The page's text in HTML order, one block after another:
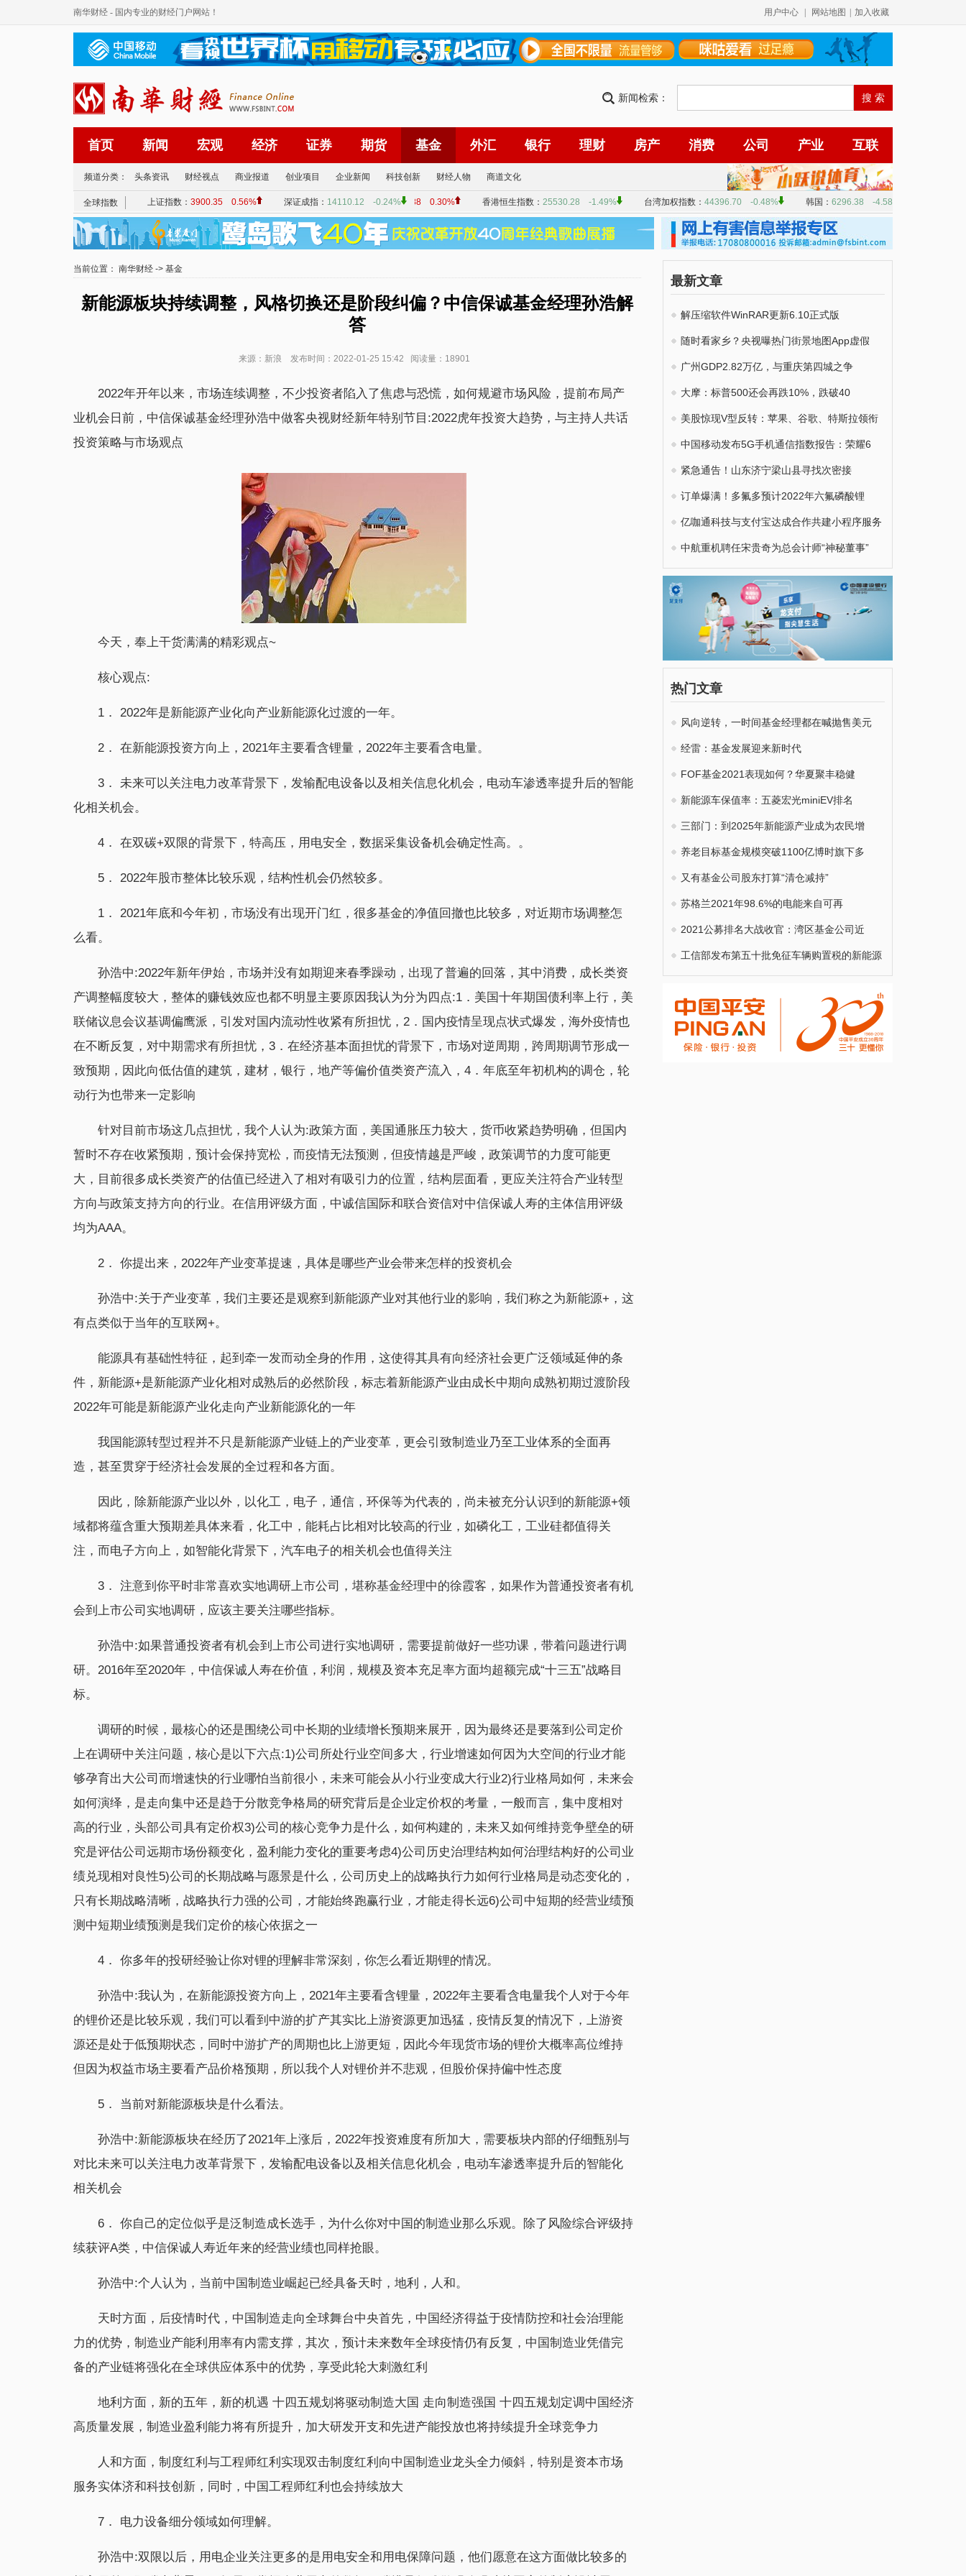
南华财经 - 国内专业的财经门户网站！ 用户中心 网站地图 加入收藏
新闻检索：
首页 新闻 宏观 经济 证券 期货 基金 外汇 银行 理财 房产 消费 公司 产业 互联
频道分类： 头条资讯 财经视点 商业报道 创业项目 企业新闻 科技创新 财经人物 商道文化
当前位置： 南华财经 -> 基金
新能源板块持续调整，风格切换还是阶段纠偏？中信保诚基金经理孙浩解
答
来源：新浪 发布时间：2022-01-25 15:42 阅读量：18901
2022年开年以来，市场连续调整，不少投资者陷入了焦虑与恐慌，如何规避市场风险，提前布局产
业机会日前，中信保诚基金经理孙浩中做客央视财经新年特别节目:2022虎年投资大趋势，与主持人共话
投资策略与市场观点
今天，奉上干货满满的精彩观点~
核心观点:
1． 2022年是新能源产业化向产业新能源化过渡的一年。
2． 在新能源投资方向上，2021年主要看含锂量，2022年主要看含电量。
3． 未来可以关注电力改革背景下，发输配电设备以及相关信息化机会，电动车渗透率提升后的智能
化相关机会。
4． 在双碳+双限的背景下，特高压，用电安全，数据采集设备机会确定性高。。
5． 2022年股市整体比较乐观，结构性机会仍然较多。
1． 2021年底和今年初，市场没有出现开门红，很多基金的净值回撤也比较多，对近期市场调整怎
么看。
孙浩中:2022年新年伊始，市场并没有如期迎来春季躁动，出现了普遍的回落，其中消费，成长类资
产调整幅度较大，整体的赚钱效应也都不明显主要原因我认为分为四点:1．美国十年期国债利率上行，美
联储议息会议基调偏鹰派，引发对国内流动性收紧有所担忧，2．国内疫情呈现点状式爆发，海外疫情也
在不断反复，对中期需求有所担忧，3．在经济基本面担忧的背景下，市场对逆周期，跨周期调节形成一
致预期，因此向低估值的建筑，建材，银行，地产等偏价值类资产流入，4．年底至年初机构的调仓，轮
动行为也带来一定影响
针对目前市场这几点担忧，我个人认为:政策方面，美国通胀压力较大，货币收紧趋势明确，但国内
暂时不存在收紧预期，预计会保持宽松，而疫情无法预测，但疫情越是严峻，政策调节的力度可能更
大，目前很多成长类资产的估值已经进入了相对有吸引力的位置，结构层面看，更应关注符合产业转型
方向与政策支持方向的行业。在信用评级方面，中诚信国际和联合资信对中信保诚人寿的主体信用评级
均为AAA。
2． 你提出来，2022年产业变革提速，具体是哪些产业会带来怎样的投资机会
孙浩中:关于产业变革，我们主要还是观察到新能源产业对其他行业的影响，我们称之为新能源+，这
有点类似于当年的互联网+。
能源具有基础性特征，起到牵一发而动全身的作用，这使得其具有向经济社会更广泛领域延伸的条
件，新能源+是新能源产业化相对成熟后的必然阶段，标志着新能源产业由成长中期向成熟初期过渡阶段
2022年可能是新能源产业化走向产业新能源化的一年
我国能源转型过程并不只是新能源产业链上的产业变革，更会引致制造业乃至工业体系的全面再
造，甚至贯穿于经济社会发展的全过程和各方面。
因此，除新能源产业以外，以化工，电子，通信，环保等为代表的，尚未被充分认识到的新能源+领
域都将蕴含重大预期差具体来看，化工中，能耗占比相对比较高的行业，如磷化工，工业硅都值得关
注，而电子方向上，如智能化背景下，汽车电子的相关机会也值得关注
3． 注意到你平时非常喜欢实地调研上市公司，堪称基金经理中的徐霞客，如果作为普通投资者有机
会到上市公司实地调研，应该主要关注哪些指标。
孙浩中:如果普通投资者有机会到上市公司进行实地调研，需要提前做好一些功课，带着问题进行调
研。2016年至2020年，中信保诚人寿在价值，利润，规模及资本充足率方面均超额完成“十三五”战略目
标。
调研的时候，最核心的还是围绕公司中长期的业绩增长预期来展开，因为最终还是要落到公司定价
上在调研中关注问题，核心是以下六点:1)公司所处行业空间多大，行业增速如何因为大空间的行业才能
够孕育出大公司而增速快的行业哪怕当前很小，未来可能会从小行业变成大行业2)行业格局如何，未来会
如何演绎，是走向集中还是趋于分散竞争格局的研究背后是企业定价权的考量，一般而言，集中度相对
高的行业，头部公司具有定价权3)公司的核心竞争力是什么，如何构建的，未来又如何维持竞争壁垒的研
究是评估公司远期市场份额变化，盈利能力变化的重要考虑4)公司历史治理结构如何治理结构好的公司业
绩兑现相对良性5)公司的长期战略与愿景是什么，公司历史上的战略执行力如何行业格局是动态变化的，
只有长期战略清晰，战略执行力强的公司，才能始终跑赢行业，才能走得长远6)公司中短期的经营业绩预
测中短期业绩预测是我们定价的核心依据之一
4． 你多年的投研经验让你对锂的理解非常深刻，你怎么看近期锂的情况。
孙浩中:我认为，在新能源投资方向上，2021年主要看含锂量，2022年主要看含电量我个人对于今年
的锂价还是比较乐观，我们可以看到中游的扩产其实比上游资源更加迅猛，疫情反复的情况下，上游资
源还是处于低预期状态，同时中游扩产的周期也比上游更短，因此今年现货市场的锂价大概率高位维持
但因为权益市场主要看产品价格预期，所以我个人对锂价并不悲观，但股价保持偏中性态度
5． 当前对新能源板块是什么看法。
孙浩中:新能源板块在经历了2021年上涨后，2022年投资难度有所加大，需要板块内部的仔细甄别与
对比未来可以关注电力改革背景下，发输配电设备以及相关信息化机会，电动车渗透率提升后的智能化
相关机会
6． 你自己的定位似乎是泛制造成长选手，为什么你对中国的制造业那么乐观。除了风险综合评级持
续获评A类，中信保诚人寿近年来的经营业绩也同样抢眼。
孙浩中:个人认为，当前中国制造业崛起已经具备天时，地利，人和。
天时方面，后疫情时代，中国制造走向全球舞台中央首先，中国经济得益于疫情防控和社会治理能
力的优势，制造业产能利用率有内需支撑，其次，预计未来数年全球疫情仍有反复，中国制造业凭借完
备的产业链将强化在全球供应体系中的优势，享受此轮大刺激红利
地利方面，新的五年，新的机遇 十四五规划将驱动制造大国 走向制造强国 十四五规划定调中国经济
高质量发展，制造业盈利能力将有所提升，加大研发开支和先进产能投放也将持续提升全球竞争力
人和方面，制度红利与工程师红利实现双击制度红利向中国制造业龙头全力倾斜，特别是资本市场
服务实体济和科技创新，同时，中国工程师红利也会持续放大
7． 电力设备细分领域如何理解。
孙浩中:双限以后，用电企业关注更多的是用电安全和用电保障问题，他们愿意在这方面做比较多的
最新文章
解压缩软件WinRAR更新6.10正式版
随时看家乡？央视曝热门街景地图App虚假
广州GDP2.82万亿，与重庆第四城之争
大摩：标普500还会再跌10%，跌破40
美股惊现V型反转：苹果、谷歌、特斯拉领衔
中国移动发布5G手机通信指数报告：荣耀6
紧急通告！山东济宁梁山县寻找次密接
订单爆满！多氟多预计2022年六氟磷酸锂
亿咖通科技与支付宝达成合作共建小程序服务
中航重机聘任宋贵奇为总会计师“神秘董事”
热门文章
风向逆转，一时间基金经理都在喊抛售美元
经雷：基金发展迎来新时代
FOF基金2021表现如何？华夏聚丰稳健
新能源车保值率：五菱宏光miniEV排名
三部门：到2025年新能源产业成为农民增
养老目标基金规模突破1100亿博时旗下多
又有基金公司股东打算“清仓减持”
苏格兰2021年98.6%的电能来自可再
2021公募排名大战收官：湾区基金公司近
工信部发布第五十批免征车辆购置税的新能源